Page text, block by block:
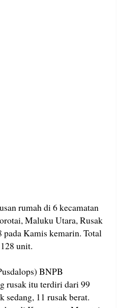
rumah di 6 kecamatan
Maluku Utara, Rusak
pada Kamis kemarin. Total
unit.
BNPB
rusak itu terdiri dari 99
sedang, 11 rusak berat.